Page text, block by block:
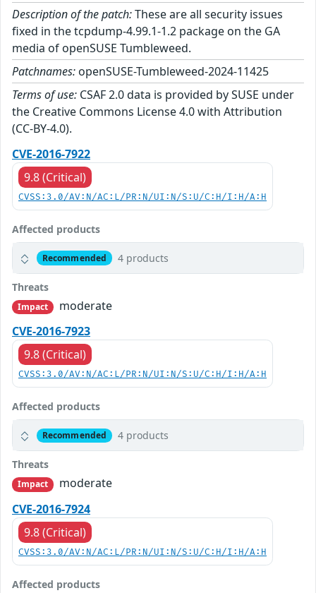
Description of the patch:These are all security issues
fixed in the tcpdump-4.99.1-1.2 package on the GA
media of openSUSE Tumbleweed.
Patchnames: openSUSE-Tumbleweed-2024-11425
Terms of use: CSAF 2.0 data is provided by SUSE under
the Creative Commons License 4.0 with Attribution
(CC-BY-4.0).
CVE-2016-7922
9.8 (Critical)
CVSS:3.0/AV:N/AC:L/PR:N/UI:N/S:U/C:H/I:H/A:H
Affected products
Recommended 4 products
Threats
Impact
moderate
CVE-2016-7923
9.8 (Critical)
CVSS:3.0/AV:N/AC:L/PR:N/UI:N/S:U/C:H/I:H/A:H
Affected products
Recommended 4 products
Threats
Impact
moderate
CVE-2016-7924
9.8 (Critical)
CVSS:3.0/AV:N/AC:L/PR:N/UI:N/S:U/C:H/I:H/A:H
Affected products